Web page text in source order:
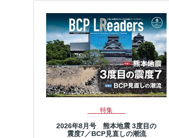
特集
2026年8月号 熊本地震 3度目の
震度7／BCP見直しの潮流